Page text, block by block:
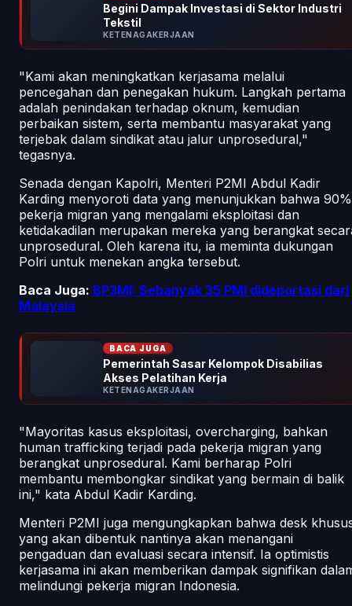
Begini Dampak Investasi di Sektor Industri
Tekstil
KETENAGAKERJAAN
"Kami akan meningkatkan kerjasama melalui
pencegahan dan penegakan hukum. Langkah pertama
adalah penindakan terhadap oknum, kemudian
perbaikan sistem, serta membantu masyarakat yang
terjebak dalam sindikat atau jalur unprosedural,"
tegasnya.
Senada dengan Kapolri, Menteri P2MI Abdul Kadir
Karding menyoroti data yang menunjukkan bahwa 90%
pekerja migran yang mengalami eksploitasi dan
ketidakadilan merupakan mereka yang berangkat
unprosedural. Oleh karena itu, ia meminta dukungan
Polri untuk menekan angka tersebut.
Baca Juga: BP3MI: Sebanyak 35 PMI dideportasi dari
Malaysia
BACA JUGA
Pemerintah Sasar Kelompok Disabilias
Akses Pelatihan Kerja
KETENAGAKERJAAN
"Mayoritas kasus eksploitasi, overcharging, bahkan
human trafficking terjadi pada pekerja migran yang
berangkat unprosedural. Kami berharap Polri
membantu membongkar sindikat yang bermain di balik
ini," kata Abdul Kadir Karding.
Menteri P2MI juga mengungkapkan bahwa desk
yang akan dibentuk nantinya akan menangani
pengaduan dan evaluasi secara intensif. Ia optimistis
kerjasama ini akan memberikan dampak signifikan
melindungi pekerja migran Indonesia.